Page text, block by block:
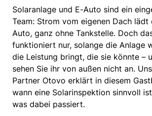
Solaranlage und E-Auto sind ein
Team: Strom vom eigenen Dach lädt
Auto, ganz ohne Tankstelle. Doch
funktioniert nur, solange die Anlage
die Leistung bringt, die sie könnte –
sehen Sie ihr von außen nicht an.
Partner Otovo erklärt in diesem
wann eine Solarinspektion sinnvoll
was dabei passiert.